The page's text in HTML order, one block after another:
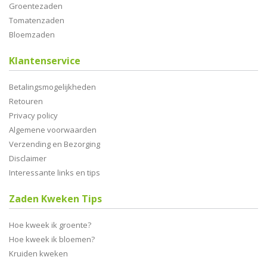
Groentezaden
Tomatenzaden
Bloemzaden
Klantenservice
Betalingsmogelijkheden
Retouren
Privacy policy
Algemene voorwaarden
Verzending en Bezorging
Disclaimer
Interessante links en tips
Zaden Kweken Tips
Hoe kweek ik groente?
Hoe kweek ik bloemen?
Kruiden kweken